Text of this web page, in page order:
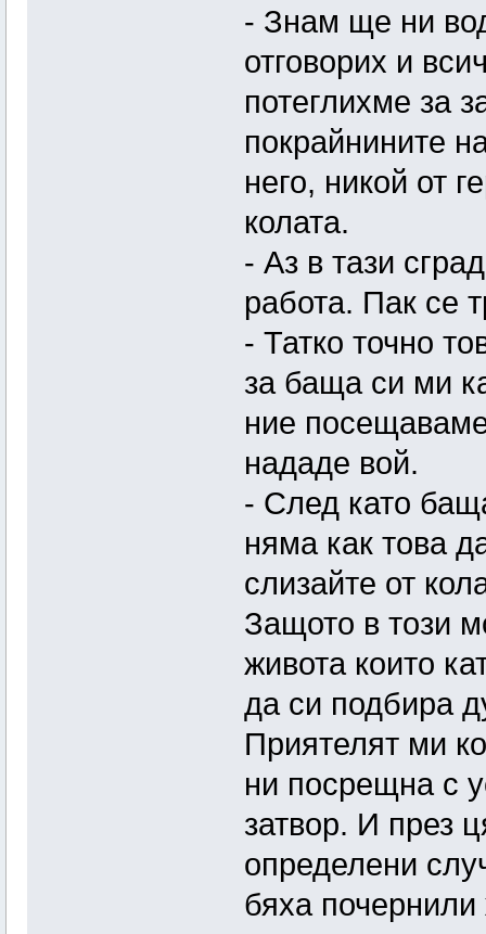
- Знам ще ни
отговорих и
потеглихме за
покрайнините
него, никой от
колата.
- Аз в тази
работа. Пак се
- Татко точно
за баща си ми
ние
нададе вой.
- След като
няма как това
слизайте от
Защото в този
живота които
да си подбира
Приятелят ми
ни посрещна с
затвор. И през
определени
бяха почернили